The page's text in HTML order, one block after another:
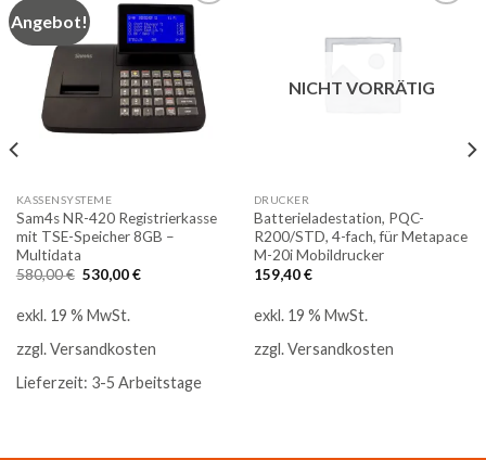
Angebot!
die
Merkliste
KASSENSYSTEME
Sam4s NR-420 Registrierkasse
mit TSE-Speicher 8GB –
Multidata
580,00€ Ursprünglicher
Preis
580,00 €
530,00€Aktueller
exkl. 19 % MwSt.
zzgl.Versandkosten
Lieferzeit: 3-5 Arbeitstage
NICHT VORRÄTIG
DRUCKER
Batterieladestation, PQC-
R200/STD, 4-fach, für Metapace
M-20i Mobildrucker
159,40€
exkl. 19 % MwSt.
zzgl.Versandkosten